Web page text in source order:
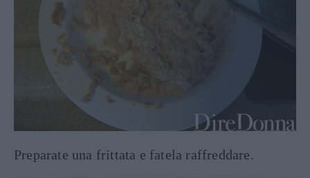
Preparate una frittata e fatela raffreddare.